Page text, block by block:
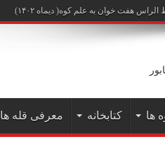
هفت خوان به علم کوه( دیماه ۱۴۰۲)
ها کتابخانه معرفی قله ها